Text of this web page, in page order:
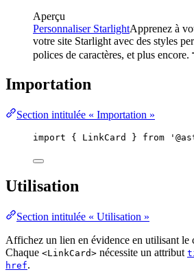
Aperçu
Personnaliser StarlightApprenez à
votre site Starlight avec des styles
polices de caractères, et plus encore.
Importation
Section intitulée « Importation »
import { LinkCard } from '
Utilisation
Section intitulée « Utilisation »
Affichez un lien en évidence en utilisant le
Chaque <LinkCard> nécessite un attribut
href.